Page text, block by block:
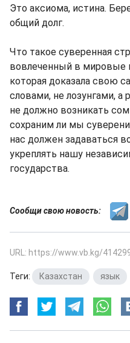
Это аксиома, истина.
общий долг.
Что такое суверенная
вовлеченный в мировые
которая доказала свою
словами, не лозунгами, а
не должно возникать
сохраним ли мы
нас должен задаваться
укреплять нашу
государства.
Сообщи свою новость:
URL: https://www.vb.kg/
Теги: Казахстан язык